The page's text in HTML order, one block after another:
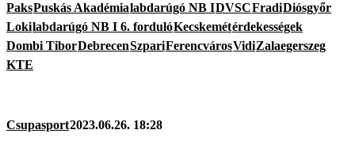
PaksPuskás Akadémialabdarúgó NB IDVSCFradiDiósgyőr
Lokilabdarúgó NB I 6. fordulóKecskemétérdekességek
Dombi TiborDebrecenSzpariFerencvárosVidiZalaegerszeg
KTE
Csupasport2023.06.26. 18:28